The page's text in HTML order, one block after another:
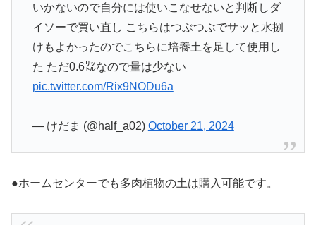
いかないので自分には使いこなせないと判断しダ
イソーで買い直し こちらはつぶつぶでサッと水捌
けもよかったのでこちらに培養土を足して使用し
た ただ0.6㍑なので量は少ない
pic.twitter.com/Rix9NODu6a
— けだま (@half_a02) October 21, 2024
●ホームセンターでも多肉植物の土は購入可能です。